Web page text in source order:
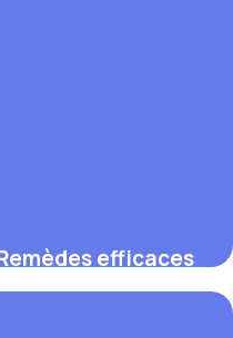
efficaces